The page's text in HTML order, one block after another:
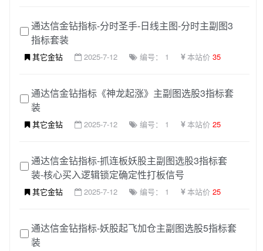
通达信金钻指标-分时圣手-日线主图-分时主副图3
指标套装
其它金钻 2025-7-12 编号： 1 本站价 35
通达信金钻指标《神龙起涨》主副图选股3指标套
装
其它金钻 2025-7-12 编号： 1 本站价 25
通达信金钻指标-抓连板妖股主副图选股3指标套
装-核心买入逻辑锁定确定性打板信号
其它金钻 2025-7-12 编号： 1 本站价 25
通达信金钻指标-妖股起飞加仓主副图选股5指标套
装